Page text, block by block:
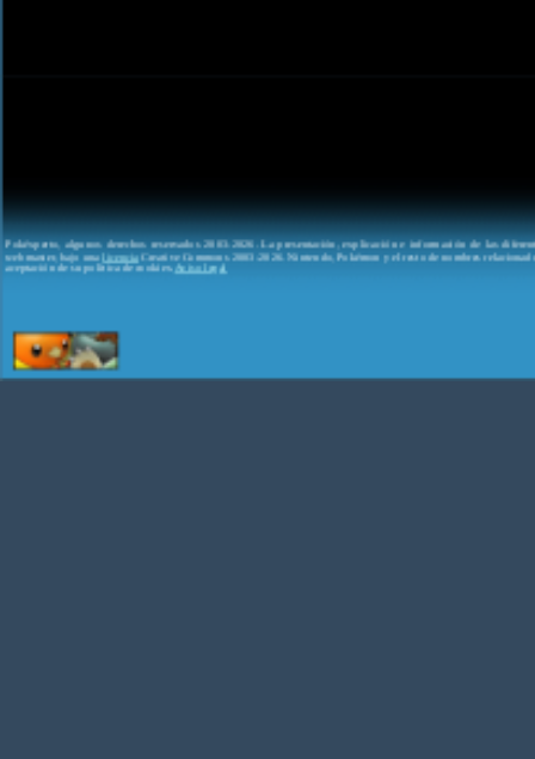
Pokéxperto, algunos derechos reservados 2003-2026. La presentación, explicación e información de las
webmaster, bajo unalicenciaCreative Commons 2003-2026. Nintendo, Pokémon y el resto de nombres
aceptación de su política de cookies. Aviso legal